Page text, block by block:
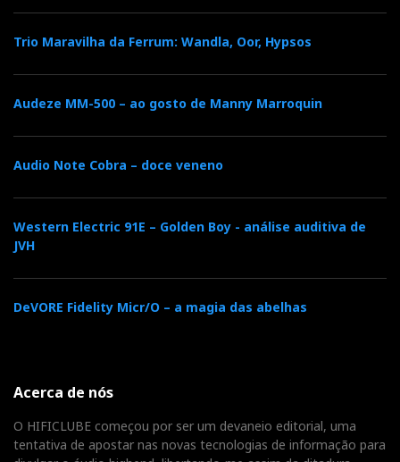
Trio Maravilha da Ferrum: Wandla, Oor, Hypsos
Audeze MM-500 – ao gosto de Manny Marroquin
Audio Note Cobra – doce veneno
Western Electric 91E – Golden Boy - análise auditiva de
JVH
DeVORE Fidelity Micr/O – a magia das abelhas
Acerca de nós
O HIFICLUBE começou por ser um devaneio editorial, uma
tentativa de apostar nas novas tecnologias de informação para